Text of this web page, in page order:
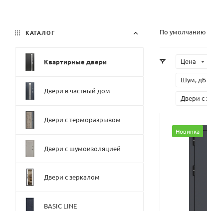
По умолчанию
Цена
Шум, дБ
Двери с
Новинка
КАТАЛОГ
Квартирные двери
Двери в частный дом
Двери с терморазрывом
Двери с шумоизоляцией
Двери с зеркалом
BASIC LINE